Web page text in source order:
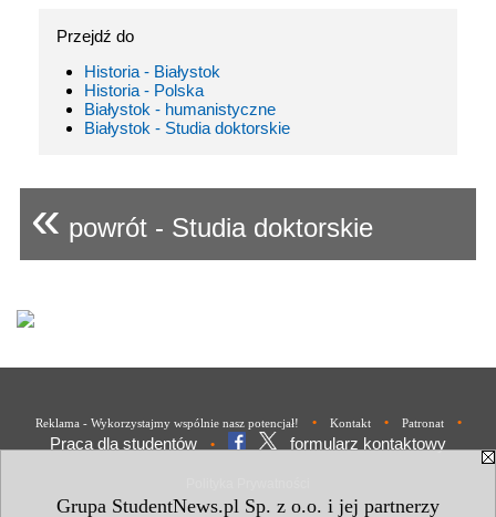
Grupa StudentNews.pl Sp. z o.o. i jej partnerzy
Przejdź do
Historia - Białystok
Historia - Polska
Białystok - humanistyczne
Białystok - Studia doktorskie
« powrót - Studia doktorskie
Reklama - Wykorzystajmy wspólnie nasz potencjał! • Kontakt • Patronat •
Praca dla studentów • formularz kontaktowy